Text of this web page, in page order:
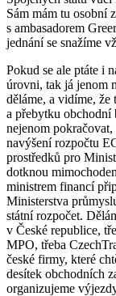
Sám mám tu osobní
s ambasadorem
jednání se snažíme
Pokud se ale ptáte i
úrovni, tak já jenom
děláme, a vidíme,
a přebytku obchodní
nejenom
navýšení rozpočtu
prostředků pro
dotknou
ministrem financí
Ministerstva
státní rozpočet.
v České republice,
MPO, třeba
české firmy, které
desítek obchodních
organizujeme